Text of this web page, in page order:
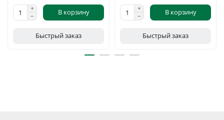
В корзину
Быстрый заказ
В корзину
Быстрый заказ